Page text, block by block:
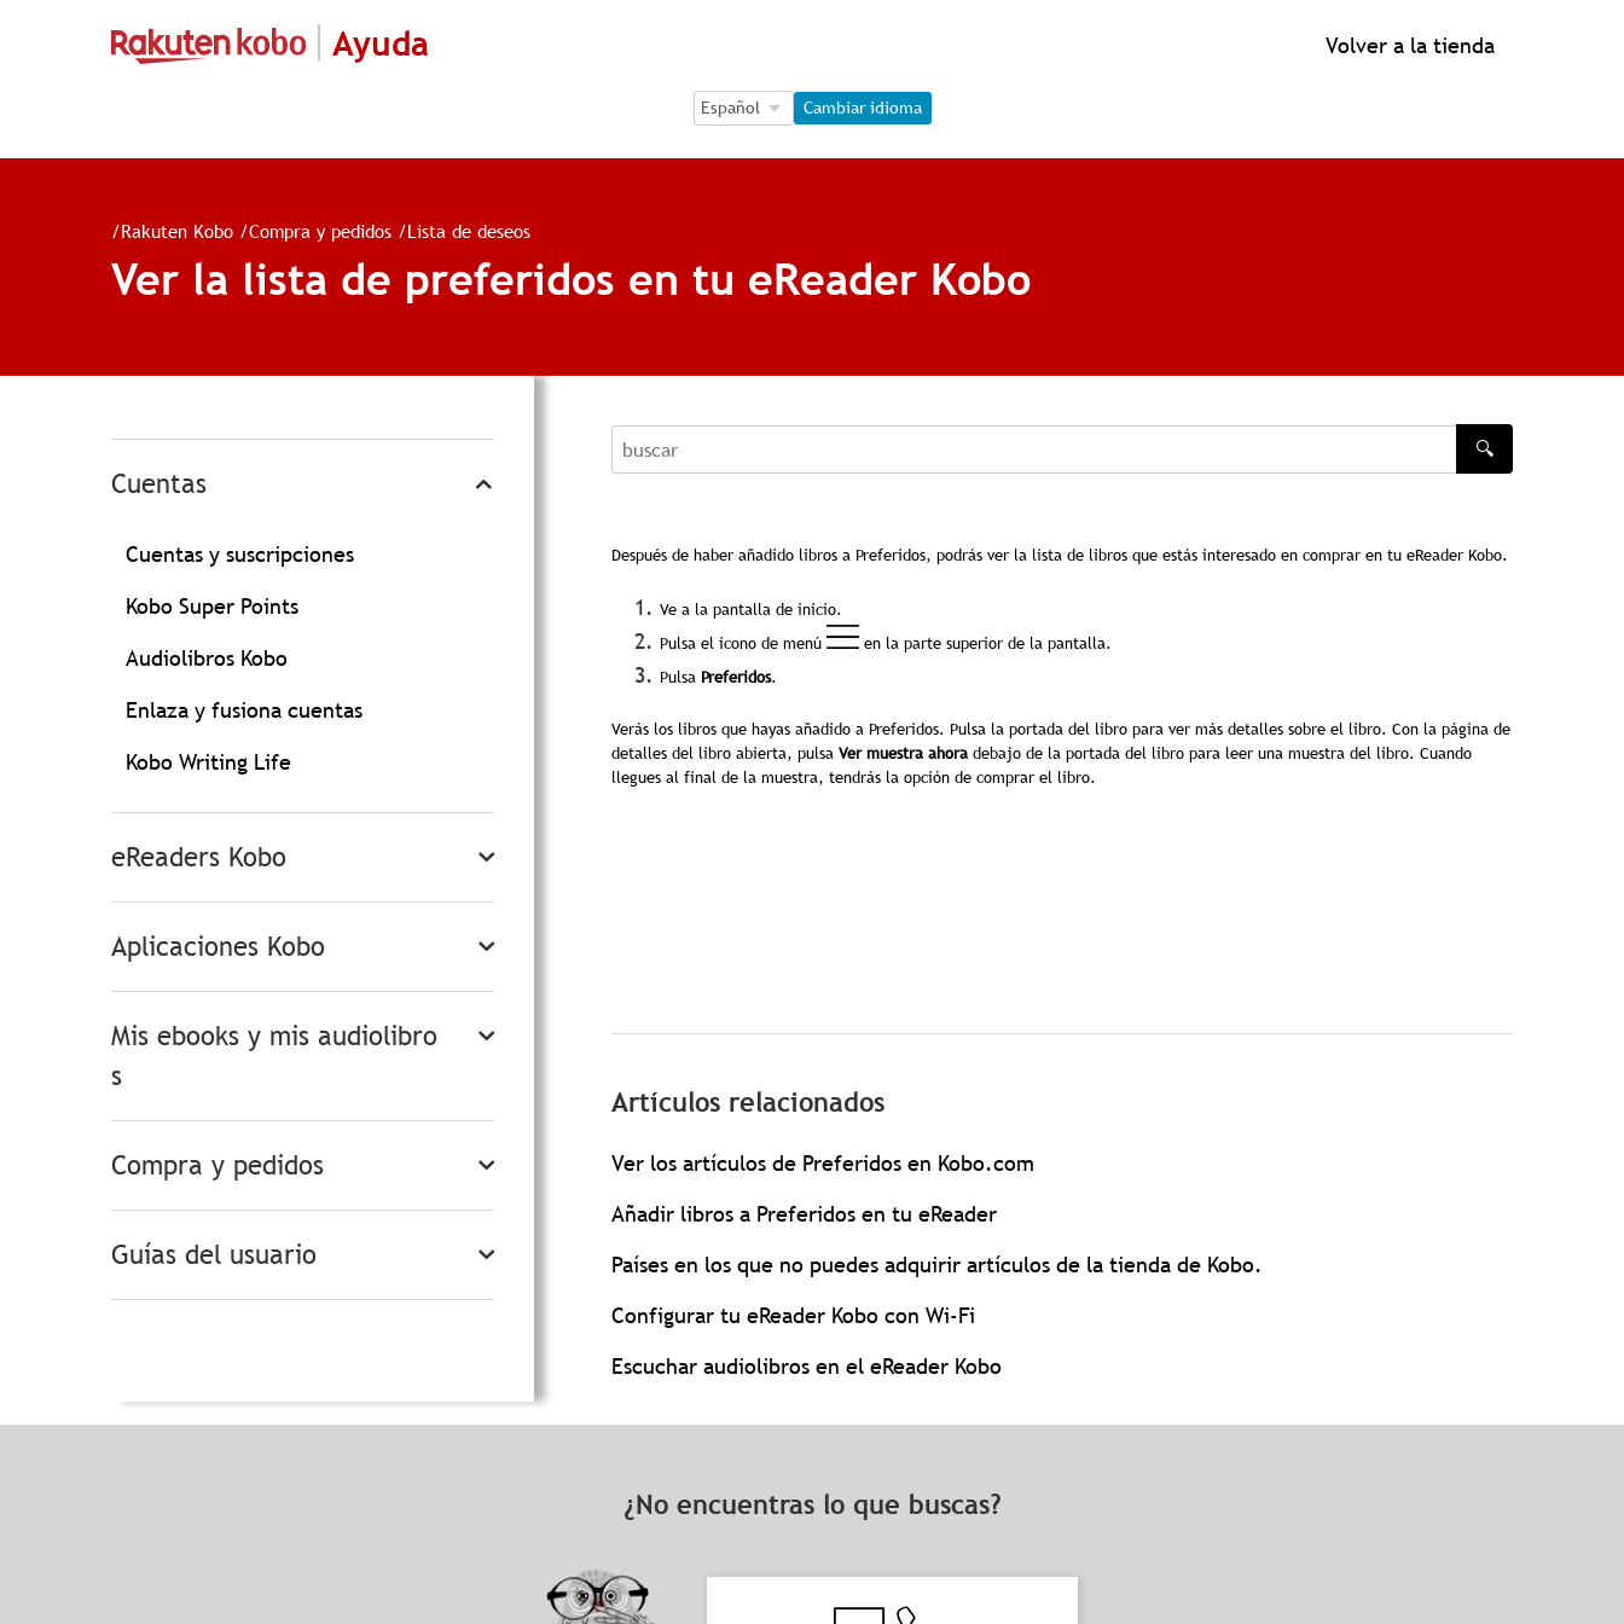
Ayuda Volver a la tienda
Language Selection
Language Selection
Cambiar idioma
/Rakuten Kobo /Compra y pedidos /Lista de deseos
Ver la lista de preferidos en tu eReader Kobo
Cuentas
Cuentas y suscripciones
Kobo Super Points
Audiolibros Kobo
Enlaza y fusiona cuentas
Kobo Writing Life
eReaders Kobo
Aplicaciones Kobo
Mis ebooks y mis audiolibro
s
Compra y pedidos
Guías del usuario
buscar
🔍
Después de haber añadido libros a Preferidos, podrás ver la lista de libros que estás interesado en comprar en tu eReader Kobo.
Ve a la pantalla de inicio.
Pulsa el icono de menú
en la parte superior de la pantalla.
Pulsa Preferidos.
Verás los libros que hayas añadido a Preferidos. Pulsa la portada del libro para ver más detalles sobre el libro. Con la página de
detalles del libro abierta, pulsa Ver muestra ahora debajo de la portada del libro para leer una muestra del libro. Cuando
llegues al final de la muestra, tendrás la opción de comprar el libro.
Artículos relacionados
Ver los artículos de Preferidos en Kobo.com
Añadir libros a Preferidos en tu eReader
Países en los que no puedes adquirir artículos de la tienda de Kobo.
Configurar tu eReader Kobo con Wi-Fi
Escuchar audiolibros en el eReader Kobo
¿No encuentras lo que buscas?